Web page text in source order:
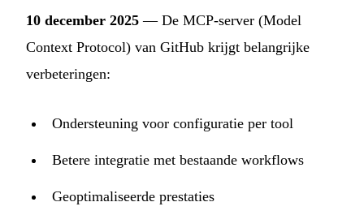
10 december 2025 — De MCP-server (Model
Context Protocol) van GitHub krijgt belangrijke
verbeteringen:
Ondersteuning voor configuratie per tool
Betere integratie met bestaande workflows
Geoptimaliseerde prestaties